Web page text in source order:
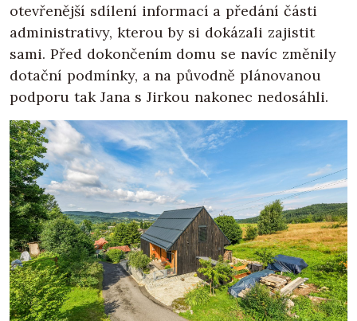
otevřenější sdílení informací a předání části
administrativy, kterou by si dokázali zajistit
sami. Před dokončením domu se navíc změnily
dotační podmínky, a na původně plánovanou
podporu tak Jana s Jirkou nakonec nedosáhli.